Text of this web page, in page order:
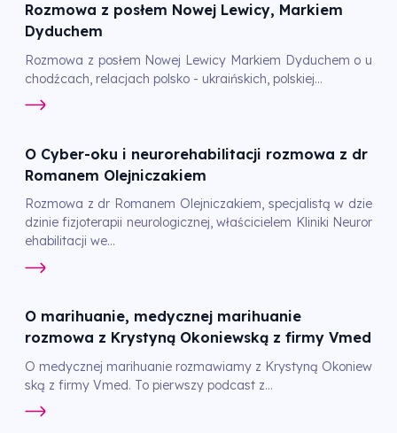
Rozmowa z posłem Nowej Lewicy, Markiem
Dyduchem
Rozmowa z posłem Nowej Lewicy Markiem Dyduchem o u
chodźcach, relacjach polsko - ukraińskich, polskiej...
O Cyber-oku i neurorehabilitacji rozmowa z dr
Romanem Olejniczakiem
Rozmowa z dr Romanem Olejniczakiem, specjalistą w dzie
dzinie fizjoterapii neurologicznej, właścicielem Kliniki Neuror
ehabilitacji we...
O marihuanie, medycznej marihuanie
rozmowa z Krystyną Okoniewską z firmy Vmed
O medycznej marihuanie rozmawiamy z Krystyną Okoniew
ską z firmy Vmed. To pierwszy podcast z...